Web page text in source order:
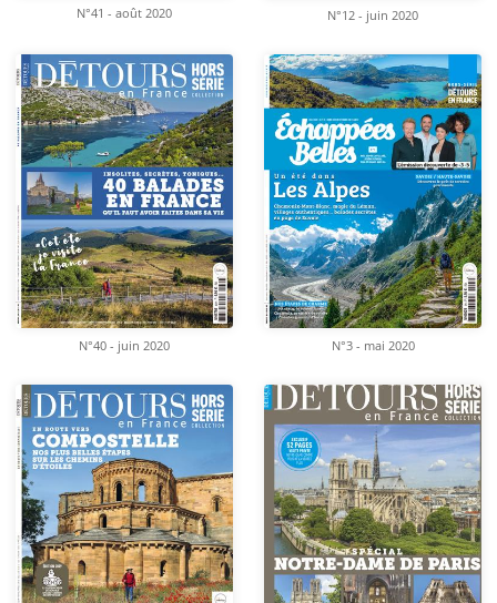
N°41 - août 2020 N°12 - juin 2020
N°40 - juin 2020 N°3 - mai 2020